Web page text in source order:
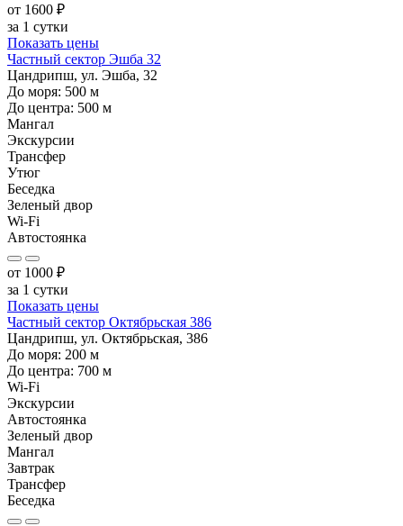
от 1600 ₽
за 1 сутки
Показать цены
Частный сектор Эшба 32
Цандрипш, ул. Эшба, 32
До моря: 500 м
До центра: 500 м
Мангал
Экскурсии
Трансфер
Утюг
Беседка
Зеленый двор
Wi-Fi
Автостоянка
от 1000 ₽
за 1 сутки
Показать цены
Частный сектор Октябрьская 386
Цандрипш, ул. Октябрьская, 386
До моря: 200 м
До центра: 700 м
Wi-Fi
Экскурсии
Автостоянка
Зеленый двор
Мангал
Завтрак
Трансфер
Беседка